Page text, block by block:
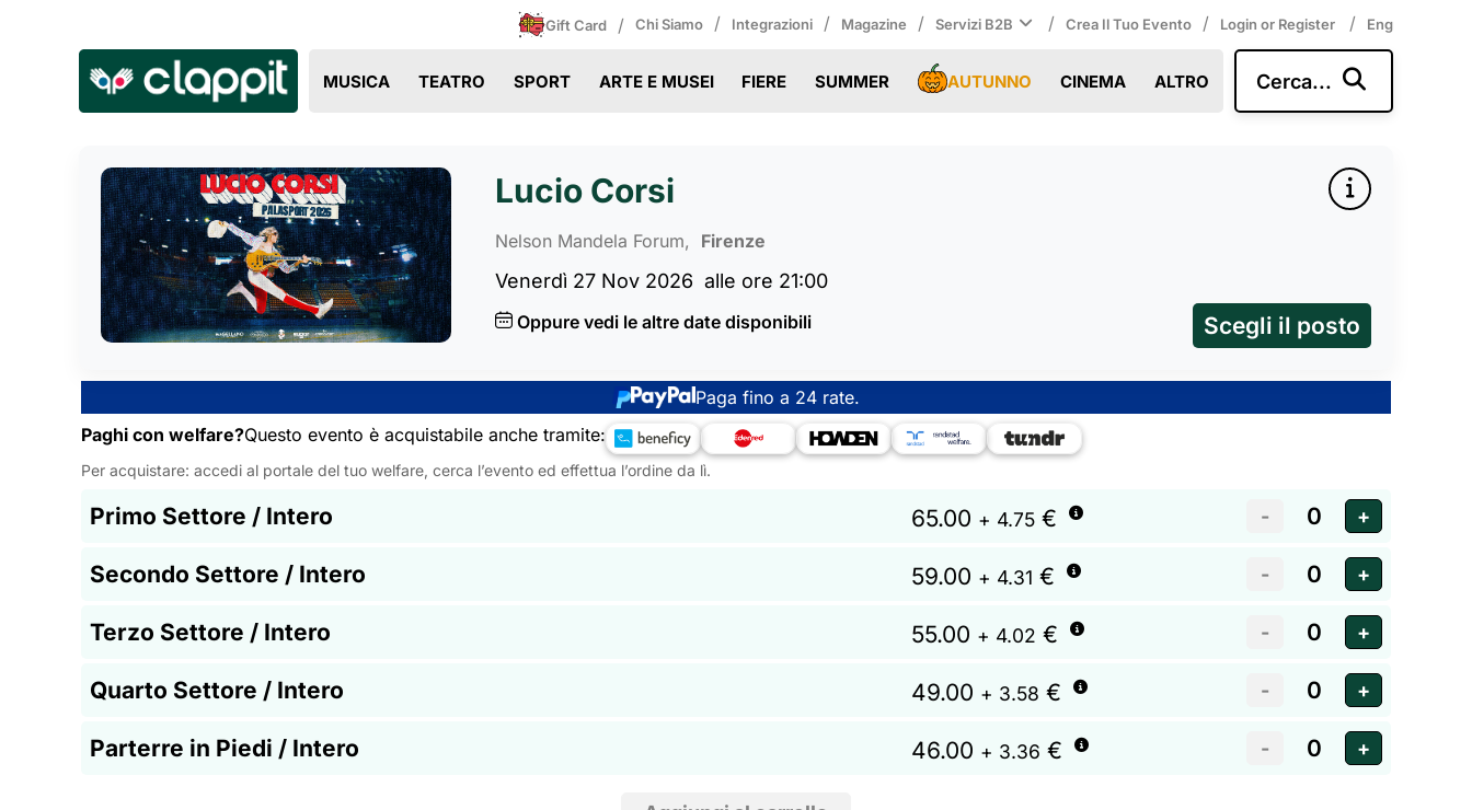
Gift Card / Chi Siamo / Integrazioni / Magazine / Servizi B2B / Crea Il Tuo Evento / Login or Register / Eng
MUSICA TEATRO SPORT ARTE E MUSEI FIERE SUMMER AUTUNNO CINEMA ALTRO Cerca...
Scegli il posto
Lucio Corsi
Nelson Mandela Forum, Firenze
Venerdì 27 Nov 2026 alle ore 21:00
Oppure vedi le altre date disponibili
Paga fino a 24 rate.
Paghi con welfare?Questo evento è acquistabile anche tramite:
Per acquistare: accedi al portale del tuo welfare, cerca l’evento ed effettua l’ordine da lì.
Primo Settore / Intero 65.00 + 4.75 €
Secondo Settore / Intero 59.00 + 4.31 €
Terzo Settore / Intero 55.00 + 4.02 €
Quarto Settore / Intero 49.00 + 3.58 €
Parterre in Piedi / Intero 46.00 + 3.36 €